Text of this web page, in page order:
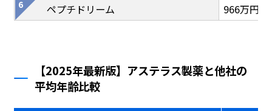
ペプチドリーム
966万円
【2025年最新版】アステラス製薬と他社の
平均年齢比較